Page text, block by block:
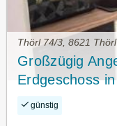
Thörl 74/3, 8621
Großzügig
Erdgeschoss
Neues Zuhause!
günstig